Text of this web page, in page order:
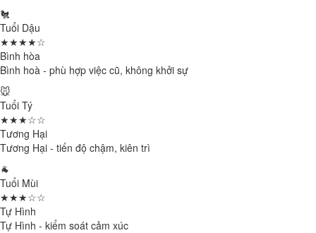
🐔
Tuổi Dậu
★★★★☆
Bình hòa
Bình hoà - phù hợp việc cũ, không khởi sự
🐭
Tuổi Tý
★★★☆☆
Tương Hại
Tương Hại - tiến độ chậm, kiên trì
🐐
Tuổi Mùi
★★★☆☆
Tự Hình
Tự Hình - kiểm soát cảm xúc